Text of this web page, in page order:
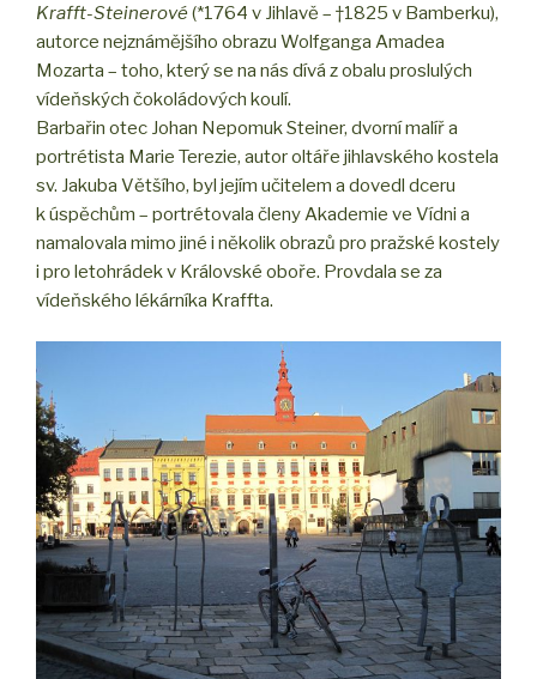
Krafft-Steinerové(*1764 v Jihlavě – †1825 v Bamberku),
autorce nejznámějšího obrazu Wolfganga Amadea
Mozarta – toho, který se na nás dívá z obalu proslulých
vídeňských čokoládových koulí.
Barbařin otec Johan Nepomuk Steiner, dvorní malíř a
portrétista Marie Terezie, autor oltáře jihlavského kostela
sv. Jakuba Většího, byl jejím učitelem a dovedl dceru
k úspěchům – portrétovala členy Akademie ve Vídni a
namalovala mimo jiné i několik obrazů pro pražské kostely
i pro letohrádek v Královské oboře. Provdala se za
vídeňského lékárníka Kraffta.